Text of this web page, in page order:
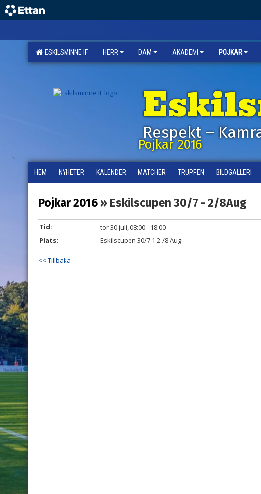
ESKILSMINNE IF HERR DAM AKADEMI POJKAR
Respekt –
Pojkar 2016
HEM NYHETER KALENDER MATCHER TRUPPEN BILDGALLERI
Pojkar 2016» Eskilscupen 30/7 - 2/8Aug
Tid:
tor 30 juli, 08:00 - 18:00
Plats:
Eskilscupen 30/7 1 2-/8 Aug
<< Tillbaka